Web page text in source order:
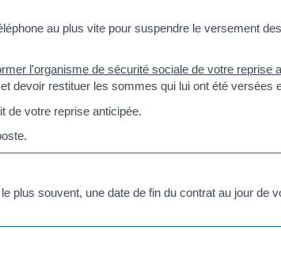
au plus vite pour suspendre le versement
l'organisme de sécurité sociale de votre reprise
devoir restituer les sommes qui lui ont été versées
de votre reprise anticipée.
plus souvent, une date de fin du contrat au jour de